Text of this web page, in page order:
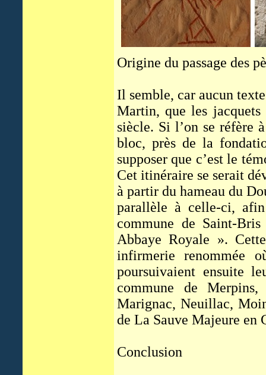
Origine du passage des
Il semble, car aucun
Martin, que les
siècle. Si l’on se réfère
bloc, près de la
supposer que c’est le
Cet itinéraire se serait
à partir du hameau du
parallèle à celle-ci,
commune de Saint-
Abbaye Royale ».
infirmerie renommée
poursuivaient ensuite
commune de Merpins,
Marignac, Neuillac,
de La Sauve Majeure en
Conclusion